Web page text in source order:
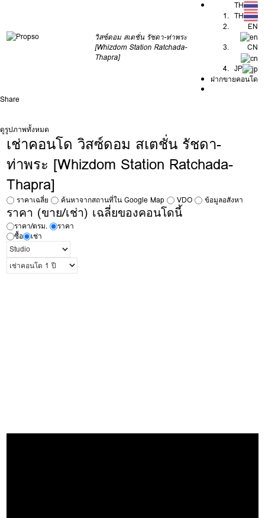
วิสซ์ดอม สเตชั่น รัชดา-ท่าพระ
[Whizdom Station Ratchada-
Thapra]
TH
TH
EN
CN
JP
ฝากขายคอนโด
Share
ดูรูปภาพทั้งหมด
เช่าคอนโด วิสซ์ดอม สเตชั่น รัชดา-
ท่าพระ [Whizdom Station Ratchada-
Thapra]
ราคาเฉลี่ย ค้นหาจากสถานที่ใน Google Map VDO ข้อมูลอสังหา
ราคา (ขาย/เช่า) เฉลี่ยของคอนโดนี้
ราคา/ตรม.
ราคา
ซื้อ
เช่า